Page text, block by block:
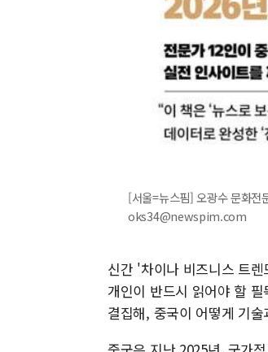
[서울=뉴스핌] 오광수 문화
oks34@newspim.com
신간 '차이나 비즈니스 트
개인이 반드시 읽어야 할
결집해, 중국이 어떻게 기